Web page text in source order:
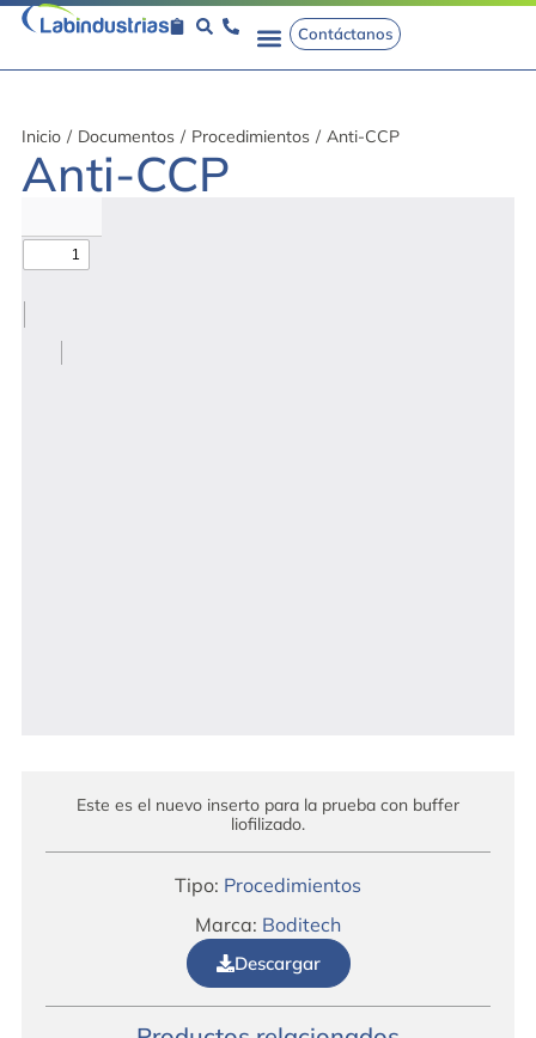
Contáctanos
Inicio / Documentos / Procedimientos / Anti-CCP
Anti-CCP
Este es el nuevo inserto para la prueba con buffer
liofilizado.
Tipo: Procedimientos
Marca: Boditech
Descargar